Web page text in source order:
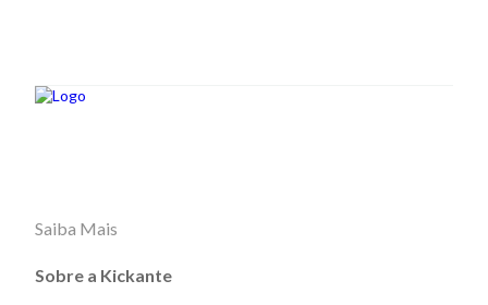
Saiba Mais
Sobre a Kickante